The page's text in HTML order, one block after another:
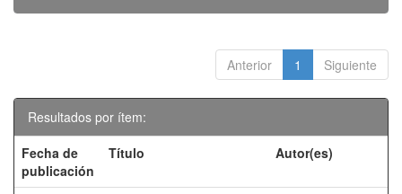
Anterior 1 Siguiente
Resultados por ítem:
Fecha de
publicación
Título Autor(es)